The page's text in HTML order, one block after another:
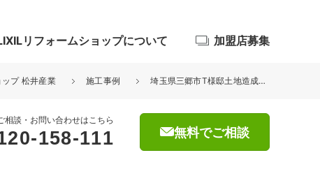
リフォームショップについて 加盟店募集
プ 松井産業 施工事例 埼玉県三郷市T様邸土地造成工事が完了しました。駐車場
相談・お問い合わせはこちら
158-111 無料でご相談